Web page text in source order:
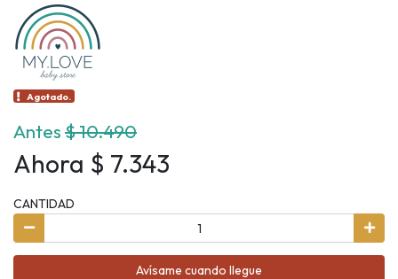
Agotado.
Antes$ 10.490
Ahora $ 7.343
CANTIDAD
Avísame cuando llegue